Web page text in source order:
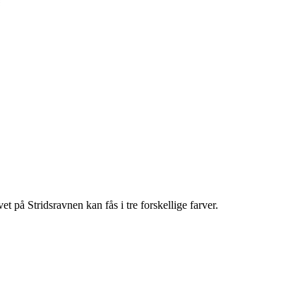
på Stridsravnen kan fås i tre forskellige farver.